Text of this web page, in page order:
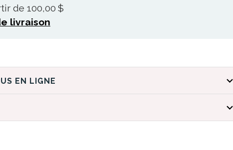
de 100,00 $
livraison
BOUTIQUE CACTUS EN LIGNE